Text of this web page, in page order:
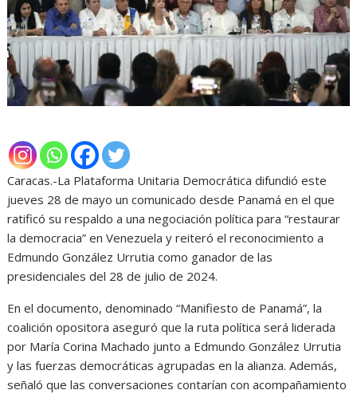
Caracas.-La Plataforma Unitaria Democrática difundió este
jueves 28 de mayo un comunicado desde Panamá en el que
ratificó su respaldo a una negociación política para “restaurar
la democracia” en Venezuela y reiteró el reconocimiento a
Edmundo González Urrutia como ganador de las
presidenciales del 28 de julio de 2024.
En el documento, denominado “Manifiesto de Panamá”, la
coalición opositora aseguró que la ruta política será liderada
por María Corina Machado junto a Edmundo González Urrutia
y las fuerzas democráticas agrupadas en la alianza. Además,
señaló que las conversaciones contarían con acompañamiento